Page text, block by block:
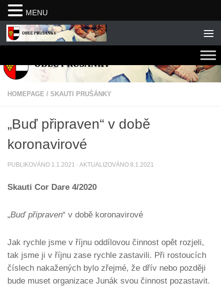
Skip to content
HOMEPAGE / SKAUTI PRUŠÁNKY
„Buď připraven“ v době
koronavirové
PUBLIKOVÁNO 1.1.2021 · AKTUALIZOVÁNO 8.1.2021
Skauti Cor Dare 4/2020
„Buď připraven“ v době koronavirové
Jak rychle jsme v říjnu oddílovou činnost opět rozjeli,
tak jsme ji v říjnu zase rychle zastavili. Při rostoucích
číslech nakažených bylo zřejmé, že dřív nebo později
bude muset organizace Junák svou činnost pozastavit.
MENU